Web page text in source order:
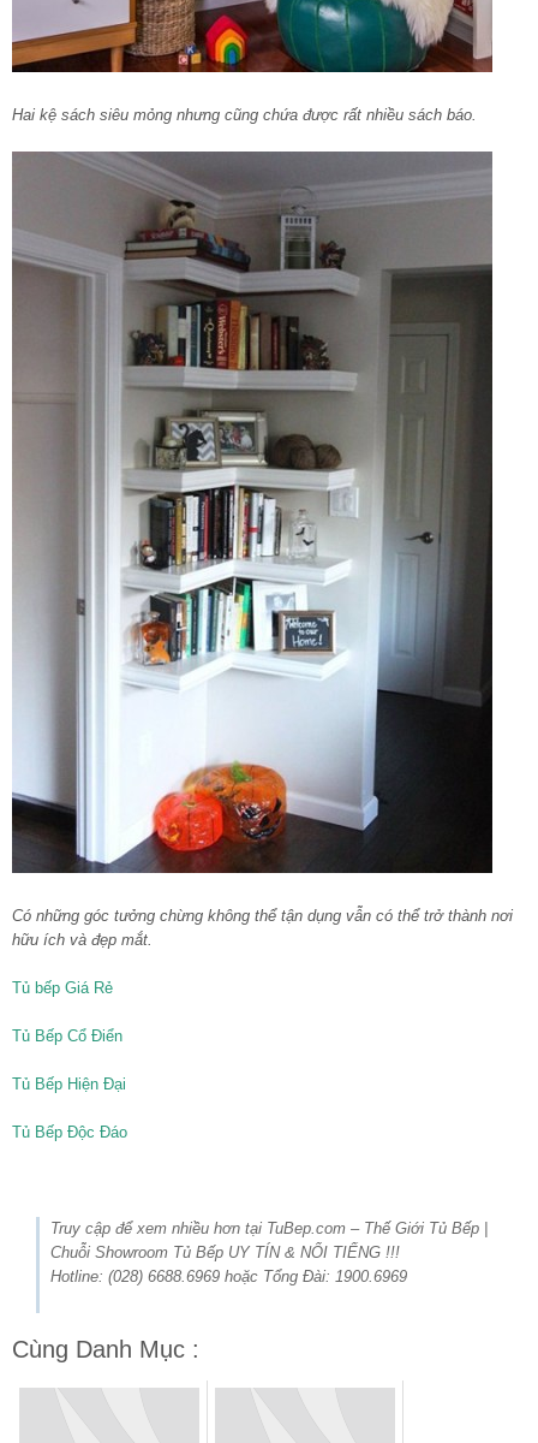
Hai kệ sách siêu mỏng nhưng cũng chứa được rất nhiều sách báo.
Có những góc tưởng chừng không thể tận dụng vẫn có thể trở thành nơi
hữu ích và đẹp mắt.
Tủ bếp Giá Rẻ
Tủ Bếp Cổ Điển
Tủ Bếp Hiện Đại
Tủ Bếp Độc Đáo
Truy cập để xem nhiều hơn tại TuBep.com – Thế Giới Tủ Bếp |
Chuỗi Showroom Tủ Bếp UY TÍN & NỔI TIẾNG !!!
Hotline: (028) 6688.6969 hoặc Tổng Đài: 1900.6969
Cùng Danh Mục :